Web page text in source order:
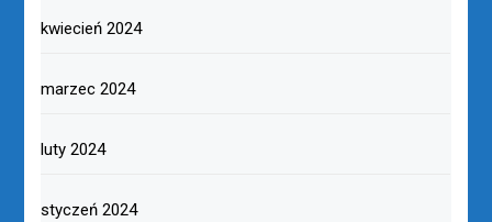
kwiecień 2024
marzec 2024
luty 2024
styczeń 2024